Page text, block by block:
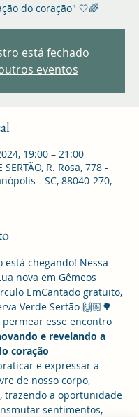
do coração" 🤍🌈
está fechado
eventos
19:00 – 21:00
SERTÃO, R. Rosa, 778 -
- SC, 88040-270,
está chegando! Nessa
nova em Gêmeos
EmCantado gratuito,
Verde Sertão 🙌🏼🌳
esse encontro
e revelando a
coração
e expressar a
de nosso corpo,
trazendo a oportunidade
sentimentos,